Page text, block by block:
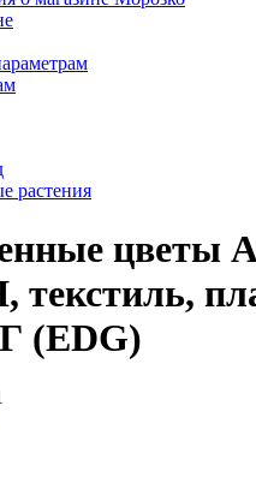
растения
цветы
(EDG)